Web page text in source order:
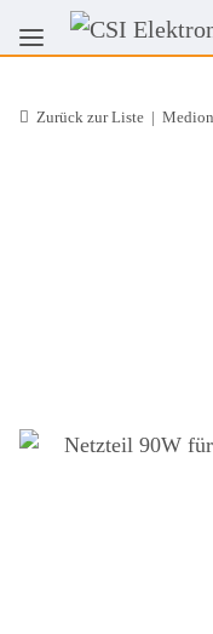
Zurück zur Liste